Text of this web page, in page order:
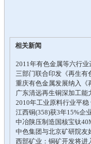
相关新闻